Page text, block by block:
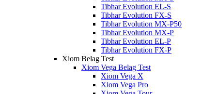
Tibhar Evolution EL-S
Tibhar Evolution FX-S
Tibhar Evolution MX-P50
Tibhar Evolution MX-P
Tibhar Evolution EL-P
Tibhar Evolution FX-P
Xiom Belag Test
Xiom Vega Belag Test
Xiom Vega X
Xiom Vega Pro